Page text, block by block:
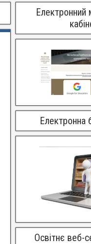
Електронний
Електронна
Освітнє веб-